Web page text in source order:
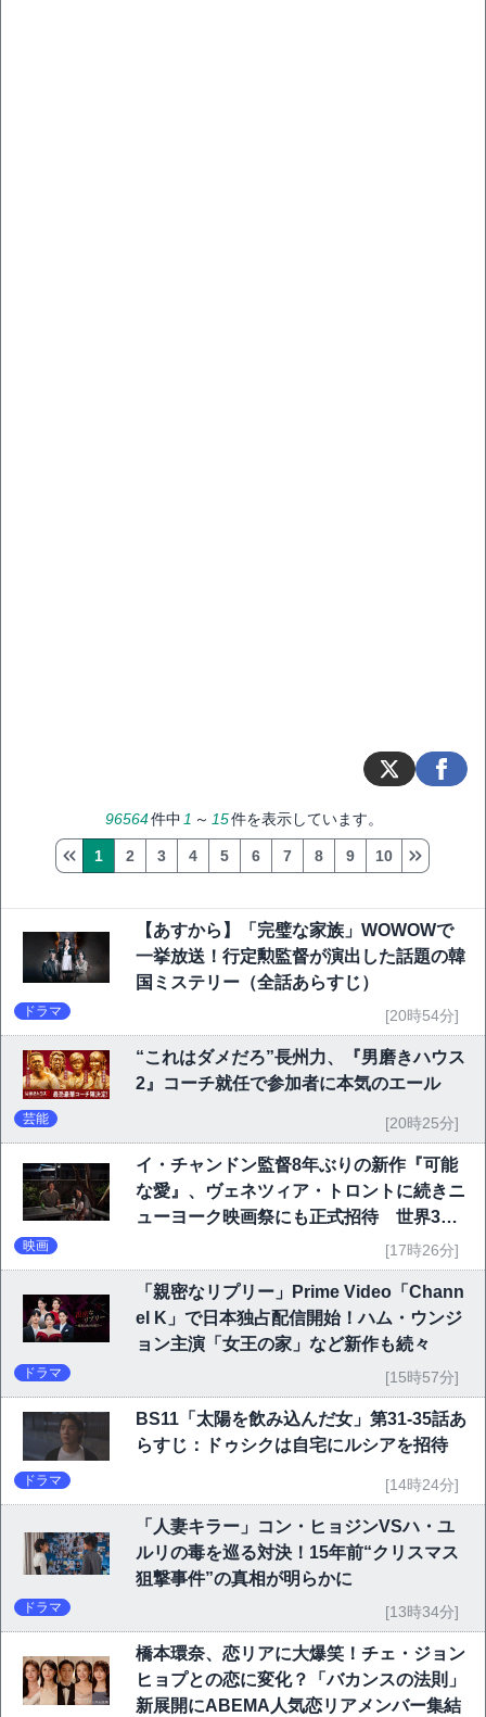
96564件中 1 ～ 15件を表示しています。
1 2 3 4 5 6 7 8 9 10
【あすから】「完璧な家族」WOWOWで
一挙放送！行定勲監督が演出した話題の韓
国ミステリー（全話あらすじ）
ドラマ [20時54分]
“これはダメだろ”長州力、『男磨きハウス
2』コーチ就任で参加者に本気のエール
芸能 [20時25分]
イ・チャンドン監督8年ぶりの新作『可能
な愛』、ヴェネツィア・トロントに続きニ
ューヨーク映画祭にも正式招待 世界3大
映画 [17時26分]
「親密なリプリー」Prime Video「Chann
el K」で日本独占配信開始！ハム・ウンジ
ョン主演「女王の家」など新作も続々
ドラマ [15時57分]
BS11「太陽を飲み込んだ女」第31-35話あ
らすじ：ドゥシクは自宅にルシアを招待
ドラマ [14時24分]
「人妻キラー」コン・ヒョジンVSハ・ユ
ルリの毒を巡る対決！15年前“クリスマス
狙撃事件”の真相が明らかに
ドラマ [13時34分]
橋本環奈、恋リアに大爆笑！チェ・ジョン
ヒョプとの恋に変化？「バカンスの法則」
新展開にABEMA人気恋リアメンバー集結